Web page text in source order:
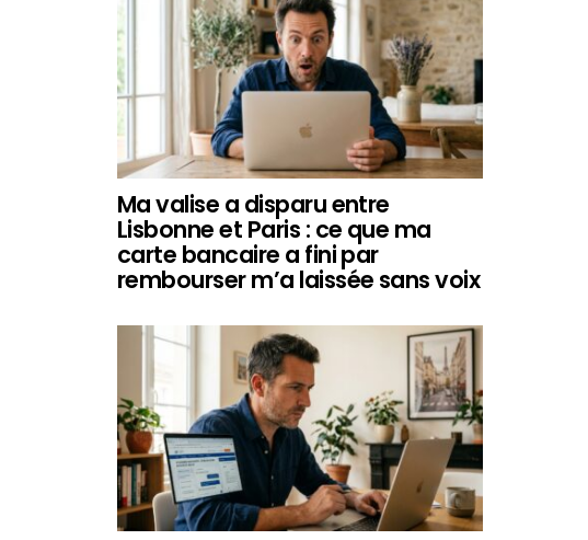
Ma valise a disparu entre
Lisbonne et Paris : ce que ma
carte bancaire a fini par
rembourser m’a laissée sans voix